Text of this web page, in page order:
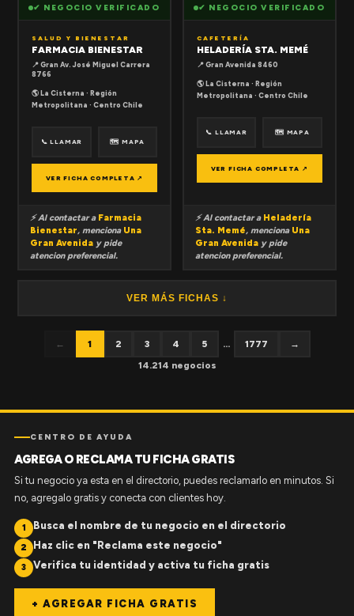
✔ NEGOCIO VERIFICADO
SALUD Y BIENESTAR
FARMACIA BIENESTAR
📍 Gran Av. José Miguel Carrera
8766
🌎 La Cisterna · Región
Metropolitana · Centro Chile
📞 LLAMAR 🗺 MAPA
VER FICHA COMPLETA ↗
⚡ Al contactar a Farmacia
Bienestar, menciona Una
Gran Avenida y pide
atencion preferencial.
✔ NEGOCIO VERIFICADO
CAFETERÍA
HELADERÍA STA. MEMÉ
📍 Gran Avenida 8460
🌎 La Cisterna · Región
Metropolitana · Centro Chile
📞 LLAMAR 🗺 MAPA
VER FICHA COMPLETA ↗
⚡ Al contactar a Heladería
Sta. Memé, menciona Una
Gran Avenida y pide
atencion preferencial.
VER MÁS FICHAS ↓
← 1 2 3 4 5 ... 1777
→
14.214 negocios
CENTRO DE AYUDA
AGREGA O RECLAMA TU FICHA GRATIS
Si tu negocio ya esta en el directorio, puedes reclamarlo en minutos. Si
no, agregalo gratis y conecta con clientes hoy.
1 Busca el nombre de tu negocio en el directorio
2 Haz clic en "Reclama este negocio"
3 Verifica tu identidad y activa tu ficha gratis
+ AGREGAR FICHA GRATIS